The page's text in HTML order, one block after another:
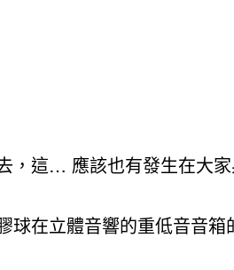
，這… 應該也有發生在大
在立體音響的重低音音箱